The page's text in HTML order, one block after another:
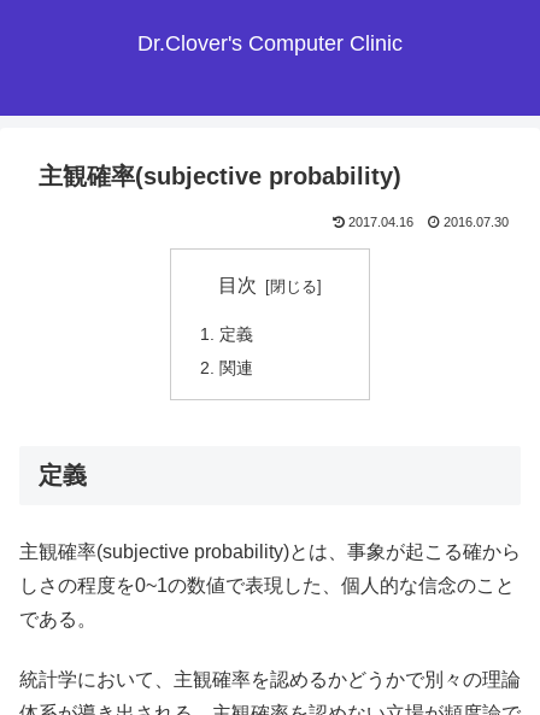
Dr.Clover's Computer Clinic
主観確率(subjective probability)
2017.04.16 2016.07.30
目次
定義
関連
定義
主観確率(subjective probability)とは、事象が起こる確から
しさの程度を0~1の数値で表現した、個人的な信念のこと
である。
統計学において、主観確率を認めるかどうかで別々の理論